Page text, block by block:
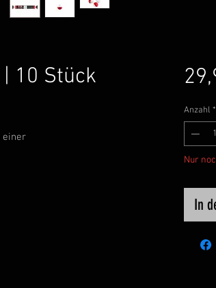
10 Stück
einer
Anzahl *
Nur
In